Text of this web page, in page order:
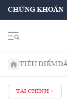
CHỨNG KHOÁN
TIÊU ĐIỂM
TÀI CHÍNH